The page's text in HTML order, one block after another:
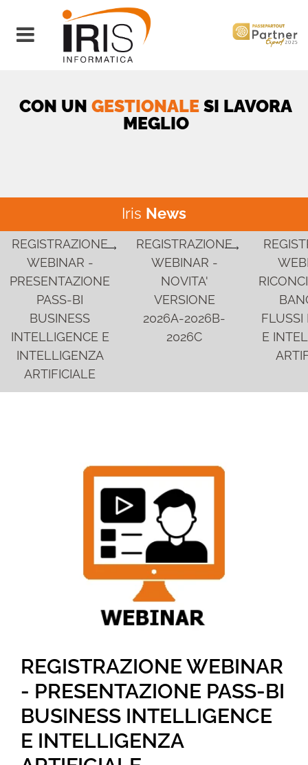
Open menu
CON UN GESTIONALE SI LAVORA
MEGLIO
Iris News
REGISTRAZIONE
WEBINAR -
PRESENTAZIONE
PASS-BI
BUSINESS
INTELLIGENCE E
INTELLIGENZA
ARTIFICIALE
REGISTRAZIONE
WEBINAR -
NOVITA'
VERSIONE
2026A-2026B-
2026C
FLUSSI
E
REGISTRAZIONE WEBINAR
- PRESENTAZIONE PASS-BI
BUSINESS INTELLIGENCE
E INTELLIGENZA